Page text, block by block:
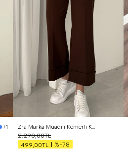
+1
Zra Marka Muadili Kemerli Kıvrık Paça Pantolon Kahverengi
2.290,00TL
499,00TL
%-78